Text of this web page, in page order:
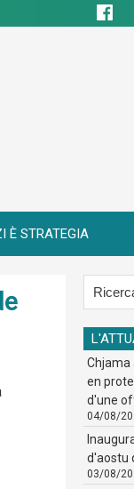
È STRATEGIA
Chjama
en
d'une
04/08/
d'aostu
03/08/